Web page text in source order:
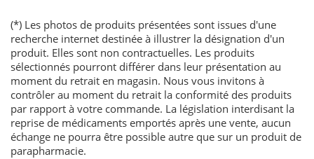
(*) Les photos de produits présentées sont issues d'une
recherche internet destinée à illustrer la désignation d'un
produit. Elles sont non contractuelles. Les produits
sélectionnés pourront différer dans leur présentation au
moment du retrait en magasin. Nous vous invitons à
contrôler au moment du retrait la conformité des produits
par rapport à votre commande. La législation interdisant la
reprise de médicaments emportés après une vente, aucun
échange ne pourra être possible autre que sur un produit de
parapharmacie.